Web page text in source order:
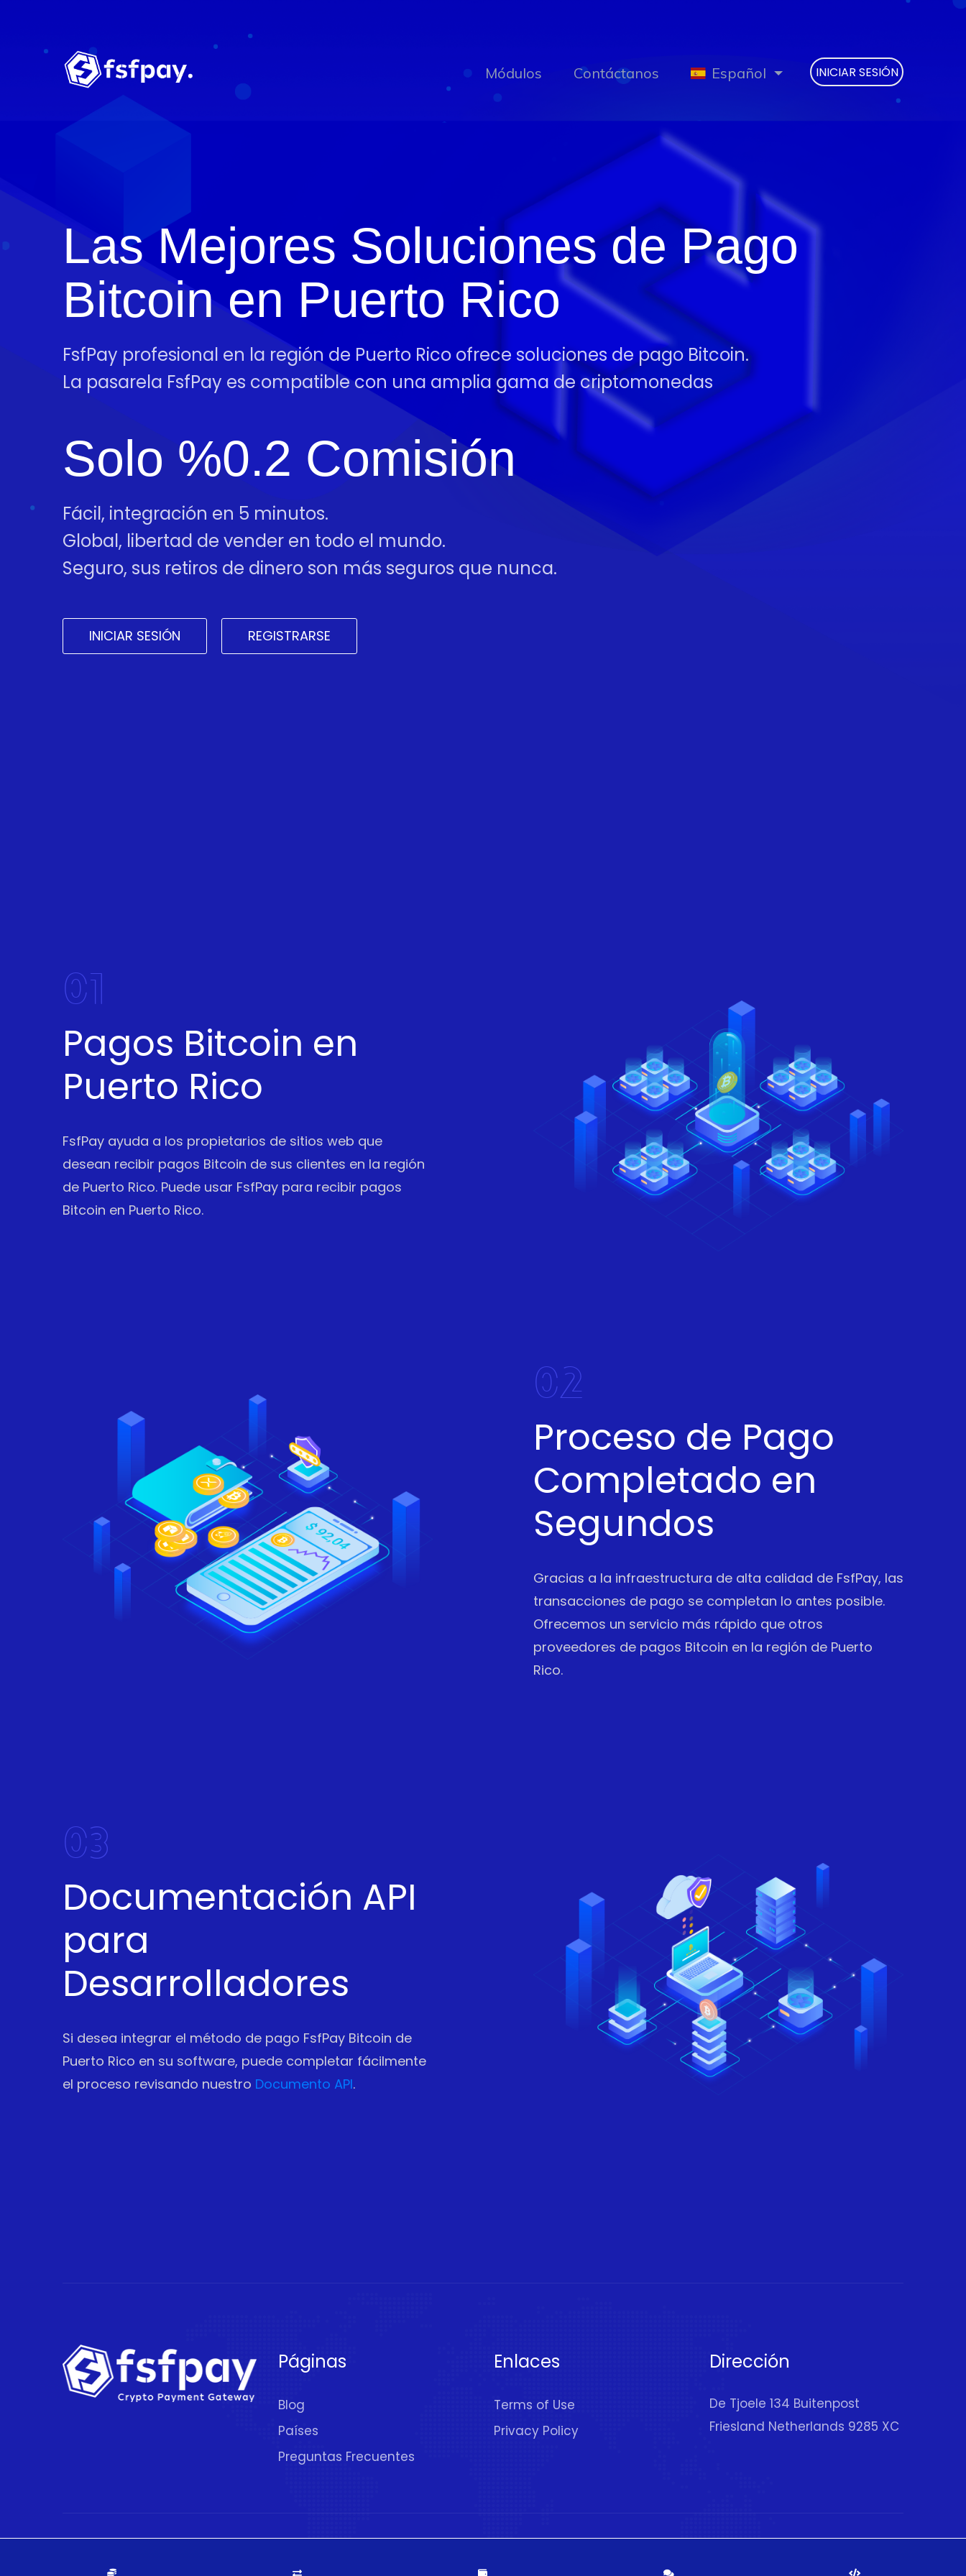
INICIAR SESIÓN
Módulos Contáctanos Español
Las Mejores Soluciones de Pago
Bitcoin en Puerto Rico
FsfPay profesional en la región de Puerto Rico ofrece soluciones de pago Bitcoin.
La pasarela FsfPay es compatible con una amplia gama de criptomonedas
Solo %0.2 Comisión
Fácil, integración en 5 minutos.
Global, libertad de vender en todo el mundo.
Seguro, sus retiros de dinero son más seguros que nunca.
INICIAR SESIÓN REGISTRARSE
01
Pagos Bitcoin en
Puerto Rico
FsfPay ayuda a los propietarios de sitios web que
desean recibir pagos Bitcoin de sus clientes en la región
de Puerto Rico. Puede usar FsfPay para recibir pagos
Bitcoin en Puerto Rico.
02
Proceso de Pago
Completado en
Segundos
Gracias a la infraestructura de alta calidad de FsfPay, las
transacciones de pago se completan lo antes posible.
Ofrecemos un servicio más rápido que otros
proveedores de pagos Bitcoin en la región de Puerto
Rico.
03
Documentación API
para
Desarrolladores
Si desea integrar el método de pago FsfPay Bitcoin de
Puerto Rico en su software, puede completar fácilmente
el proceso revisando nuestro Documento API.
Páginas
Blog
Países
Preguntas Frecuentes
Enlaces
Terms of Use
Privacy Policy
Dirección
De Tjoele 134 Buitenpost
Friesland Netherlands 9285 XC